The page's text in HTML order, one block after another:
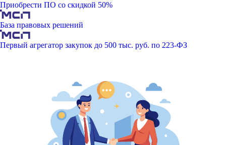
Приобрести ПО со скидкой 50%
База правовых решений
Первый агрегатор закупок до 500 тыс. руб. по 223-ФЗ